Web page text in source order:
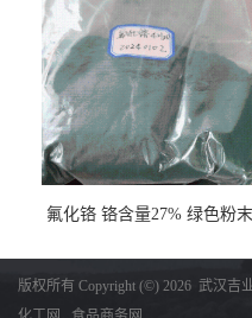
氟化铬 铬含量27% 绿色粉末
版权所有 Copyright (©) 2026 武汉吉